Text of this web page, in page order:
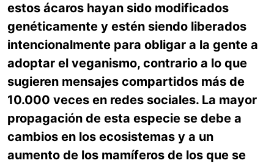
estos ácaros hayan sido modificados
genéticamente y estén siendo liberados
intencionalmente para obligar a la gente a
adoptar el veganismo, contrario a lo que
sugieren mensajes compartidos más de
10.000 veces en redes sociales. La mayor
propagación de esta especie se debe a
cambios en los ecosistemas y a un
aumento de los mamíferos de los que se